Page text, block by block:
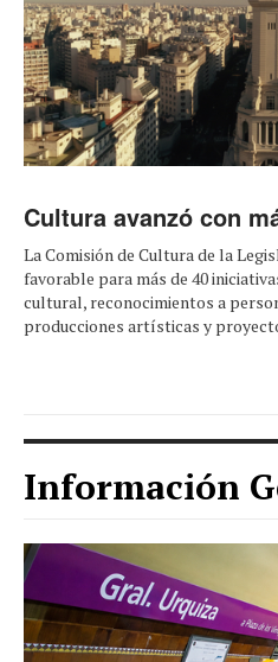
Cultura avanzó con
La Comisión de Cultura de la
favorable para más de 40
cultural, reconocimientos a
producciones artísticas y
Información